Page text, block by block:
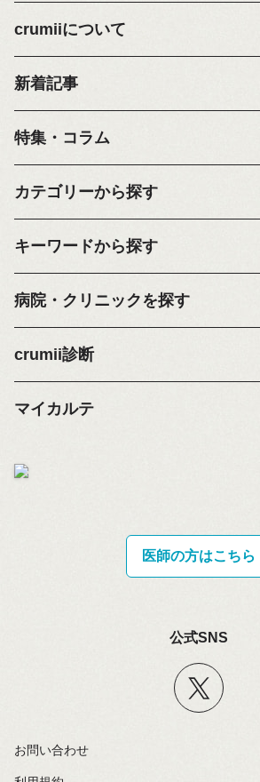
crumiiについて
新着記事
特集・コラム
カテゴリーから探す
キーワードから探す
病院・クリニックを探す
crumii診断
マイカルテ
医師の方はこちら
公式SNS
お問い合わせ